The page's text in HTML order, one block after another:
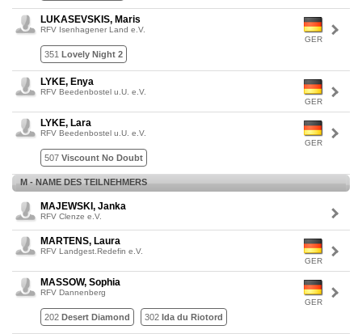
GER
LUKASEVSKIS, Maris
RFV Isenhagener Land e.V.
351 Lovely Night 2
GER
LYKE, Enya
RFV Beedenbostel u.U. e.V.
GER
LYKE, Lara
RFV Beedenbostel u.U. e.V.
507 Viscount No Doubt
M - NAME DES TEILNEHMERS
MAJEWSKI, Janka
RFV Clenze e.V.
GER
MARTENS, Laura
RFV Landgest.Redefin e.V.
GER
MASSOW, Sophia
RFV Dannenberg
202 Desert Diamond 302 Ida du Riotord